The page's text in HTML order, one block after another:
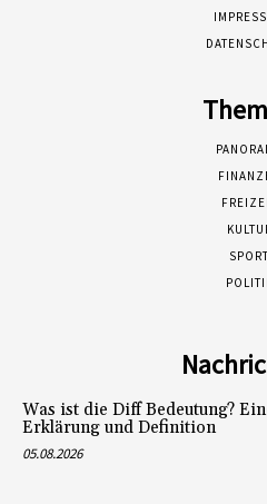
Was ist die Diff Bedeutung?
Erklärung und Definition
05.08.2026